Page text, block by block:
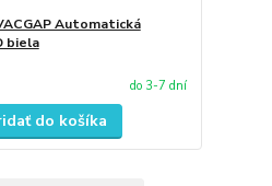
Automatická
biela
do 3-7 dní
do košíka